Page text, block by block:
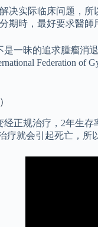
决实际临床问题，
期時，最好要求醫
一昧的追求腫瘤
Federation of
正规治疗，2年生
就会引起死亡，所